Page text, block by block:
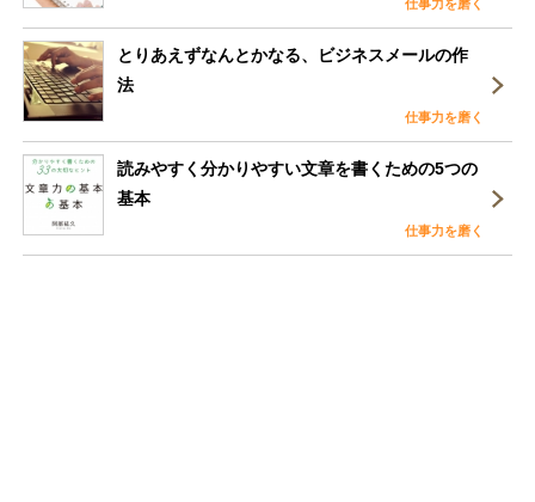
仕事力を磨く
とりあえずなんとかなる、ビジネスメールの作
法
仕事力を磨く
読みやすく分かりやすい文章を書くための5つの
基本
仕事力を磨く